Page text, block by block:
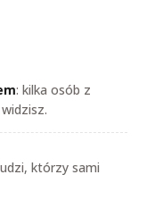
: kilka osób z
którzy sami